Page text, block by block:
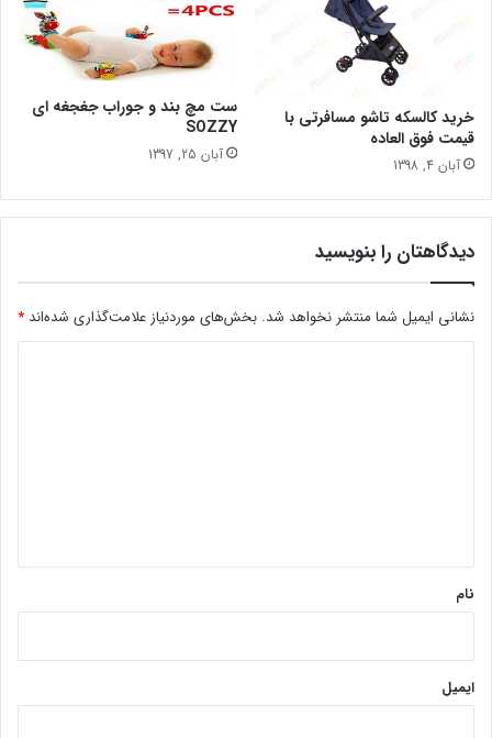
خرید کالسکه تاشو مسافرتی با
قیمت فوق العاده
آبان 4, 1398
ست مچ بند و جوراب جغجغه ای
SOZZY
آبان 25, 1397
دیدگاهتان را بنویسید
نشانی ایمیل شما منتشر نخواهد شد. بخش‌های موردنیاز علامت‌گذاری شده‌اند *
نام
ایمیل